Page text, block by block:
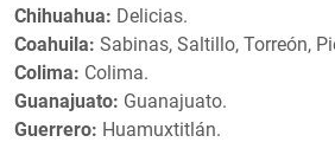
Chihuahua: Delicias.
Coahuila: Sabinas, Saltillo, Torreón,
Colima: Colima.
Guanajuato: Guanajuato.
Guerrero: Huamuxtitlán.